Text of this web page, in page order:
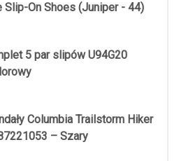
Slip-On Shoes (Juniper - 44)
5 par slipów U94G20
Columbia Trailstorm Hiker
– Szary